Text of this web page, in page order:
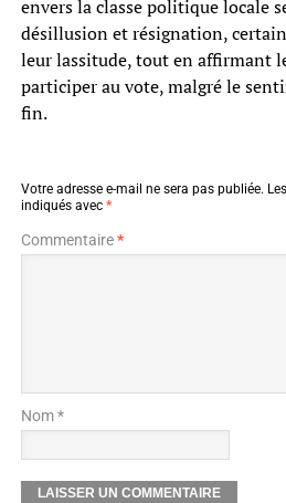
envers la classe politique locale
désillusion et résignation,
leur lassitude, tout en affirmant
participer au vote, malgré le
fin.
Votre adresse e-mail ne sera pas publiée.
indiqués avec *
Commentaire*
Nom *